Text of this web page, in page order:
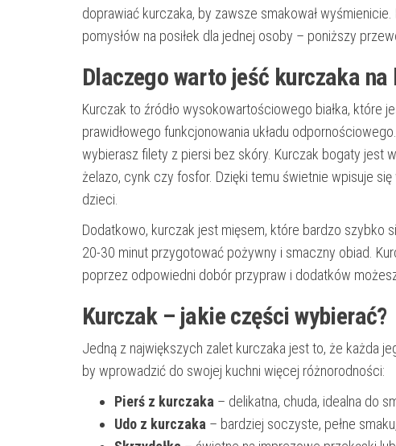
doprawiać kurczaka, by zawsze smakował
pomysłów na posiłek dla jednej osoby – poniższy
Dlaczego warto jeść kurczaka na
Kurczak to źródło wysokowartościowego białka, które
prawidłowego funkcjonowania układu
wybierasz filety z piersi bez skóry. Kurczak bogaty jest
żelazo, cynk czy fosfor. Dzięki temu świetnie wpisuje
dzieci.
Dodatkowo, kurczak jest mięsem, które bardzo szybko
20-30 minut przygotować pożywny i smaczny obiad.
poprzez odpowiedni dobór przypraw i dodatków
Kurczak – jakie części wybierać?
Jedną z największych zalet kurczaka jest to, że każda
by wprowadzić do swojej kuchni więcej różnorodności:
Pierś z kurczaka – delikatna, chuda, idealna do
Udo z kurczaka – bardziej soczyste, pełne